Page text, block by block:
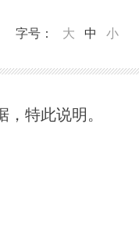
字号： 大 中 小
，特此说明 。